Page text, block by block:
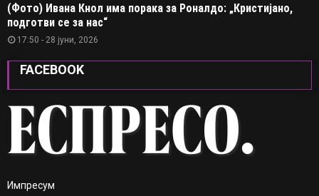
(Фото) Ивана Кнол има порака за Роналдо: „Кристијано,
подготви се за нас“
17:50 - 28 јуни, 2026
FACEBOOK
Импресум